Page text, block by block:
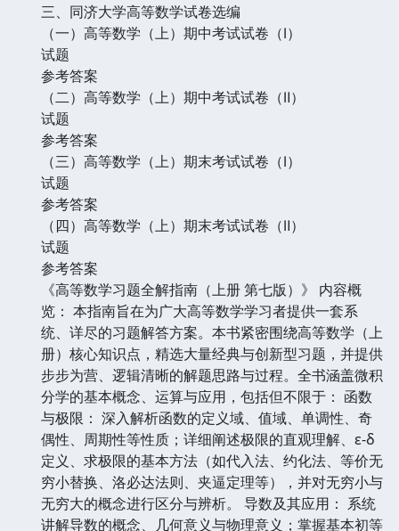
三、同济大学高等数学试卷选编
（一）高等数学（上）期中考试试卷（Ⅰ）
试题
参考答案
（二）高等数学（上）期中考试试卷（Ⅱ）
试题
参考答案
（三）高等数学（上）期末考试试卷（Ⅰ）
试题
参考答案
（四）高等数学（上）期末考试试卷（Ⅱ）
试题
参考答案
《高等数学习题全解指南（上册 第七版）》 内容概
览： 本指南旨在为广大高等数学学习者提供一套系
统、详尽的习题解答方案。本书紧密围绕高等数学（上
册）核心知识点，精选大量经典与创新型习题，并提供
步步为营、逻辑清晰的解题思路与过程。全书涵盖微积
分学的基本概念、运算与应用，包括但不限于： 函数
与极限： 深入解析函数的定义域、值域、单调性、奇
偶性、周期性等性质；详细阐述极限的直观理解、ε-δ
定义、求极限的基本方法（如代入法、约化法、等价无
穷小替换、洛必达法则、夹逼定理等），并对无穷小与
无穷大的概念进行区分与辨析。 导数及其应用： 系统
讲解导数的概念、几何意义与物理意义；掌握基本初等